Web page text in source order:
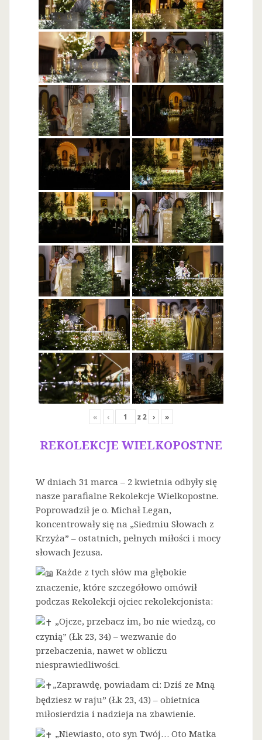
« ‹ z2 › »
REKOLEKCJE WIELKOPOSTNE
W dniach 31 marca – 2 kwietnia odbyły się
nasze parafialne Rekolekcje Wielkopostne.
Poprowadził je o. Michał Legan,
koncentrowały się na „Siedmiu Słowach z
Krzyża” – ostatnich, pełnych miłości i mocy
słowach Jezusa.
Każde z tych słów ma głębokie
znaczenie, które szczegółowo omówił
podczas Rekolekcji ojciec rekolekcjonista:
„Ojcze, przebacz im, bo nie wiedzą, co
czynią” (Łk 23, 34) – wezwanie do
przebaczenia, nawet w obliczu
niesprawiedliwości.
„Zaprawdę, powiadam ci: Dziś ze Mną
będziesz w raju” (Łk 23, 43) – obietnica
miłosierdzia i nadzieja na zbawienie.
„Niewiasto, oto syn Twój… Oto Matka